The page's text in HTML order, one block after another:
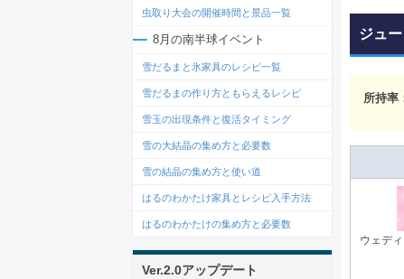
ジュ
所持率
ウェデ
虫取り大会の開催時間と景品一覧
8月の南半球イベント
雪だるまと氷家具のレシピ一覧
雪だるまの作り方ともらえるレシピ
雪玉の出現条件と復活タイミング
雪の大結晶の集め方と必要数
雪の結晶の集め方と使い道
はるのわかたけ家具とレシピ入手方法
はるのわかたけの集め方と必要数
Ver.2.0アップデート